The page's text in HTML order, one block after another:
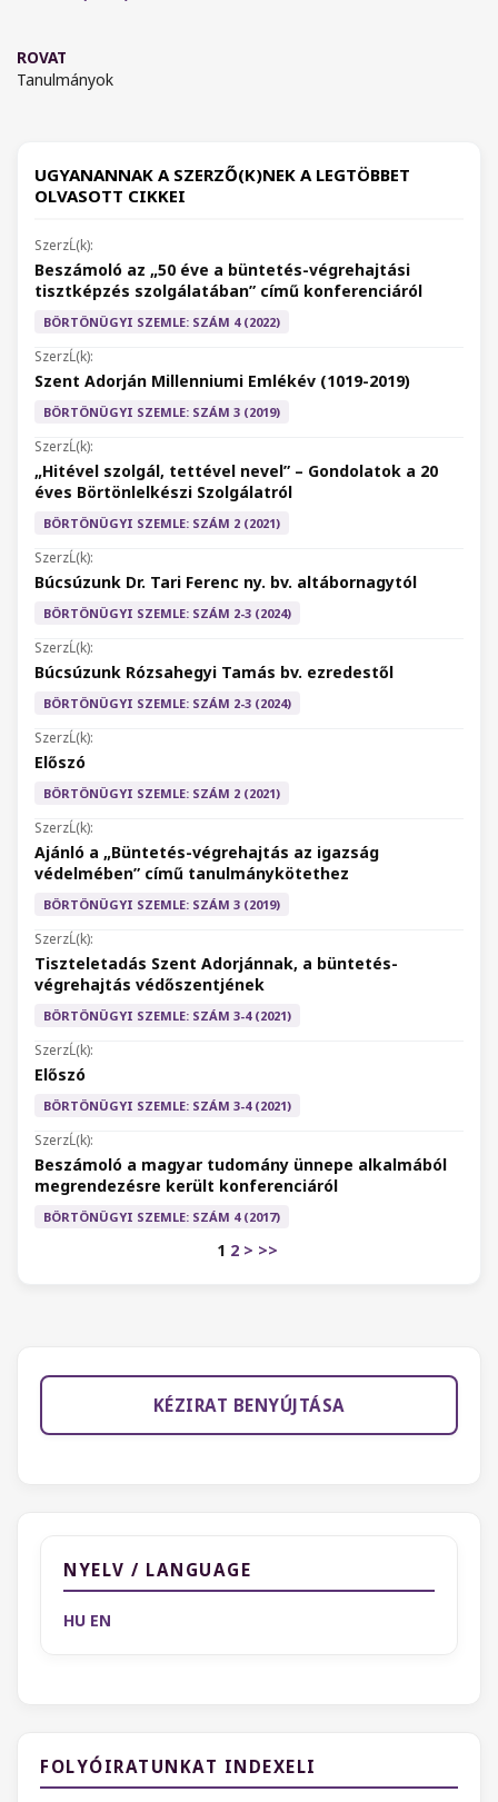
ROVAT
Tanulmányok
UGYANANNAK A SZERZŐ(K)NEK A LEGTÖBBET
OLVASOTT CIKKEI
Beszámoló az „50 éve a büntetés-végrehajtási
tisztképzés szolgálatában” című konferenciáról
BÖRTÖNÜGYI SZEMLE: SZÁM 4 (2022)
Szent Adorján Millenniumi Emlékév (1019-2019)
BÖRTÖNÜGYI SZEMLE: SZÁM 3 (2019)
„Hitével szolgál, tettével nevel” – Gondolatok a 20
éves Börtönlelkészi Szolgálatról
BÖRTÖNÜGYI SZEMLE: SZÁM 2 (2021)
Búcsúzunk Dr. Tari Ferenc ny. bv. altábornagytól
BÖRTÖNÜGYI SZEMLE: SZÁM 2-3 (2024)
Búcsúzunk Rózsahegyi Tamás bv. ezredestől
BÖRTÖNÜGYI SZEMLE: SZÁM 2-3 (2024)
Előszó
BÖRTÖNÜGYI SZEMLE: SZÁM 2 (2021)
Ajánló a „Büntetés-végrehajtás az igazság
védelmében” című tanulmánykötethez
BÖRTÖNÜGYI SZEMLE: SZÁM 3 (2019)
Tiszteletadás Szent Adorjánnak, a büntetés-
végrehajtás védőszentjének
BÖRTÖNÜGYI SZEMLE: SZÁM 3-4 (2021)
Előszó
BÖRTÖNÜGYI SZEMLE: SZÁM 3-4 (2021)
Beszámoló a magyar tudomány ünnepe alkalmából
megrendezésre került konferenciáról
BÖRTÖNÜGYI SZEMLE: SZÁM 4 (2017)
1 2 > >>
KÉZIRAT BENYÚJTÁSA
NYELV / LANGUAGE
HU EN
FOLYÓIRATUNKAT INDEXELI